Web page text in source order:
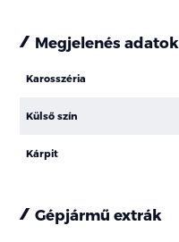
Megjelenés adatok
Karosszéria
Külső szín
Kárpit
Gépjármű extrák